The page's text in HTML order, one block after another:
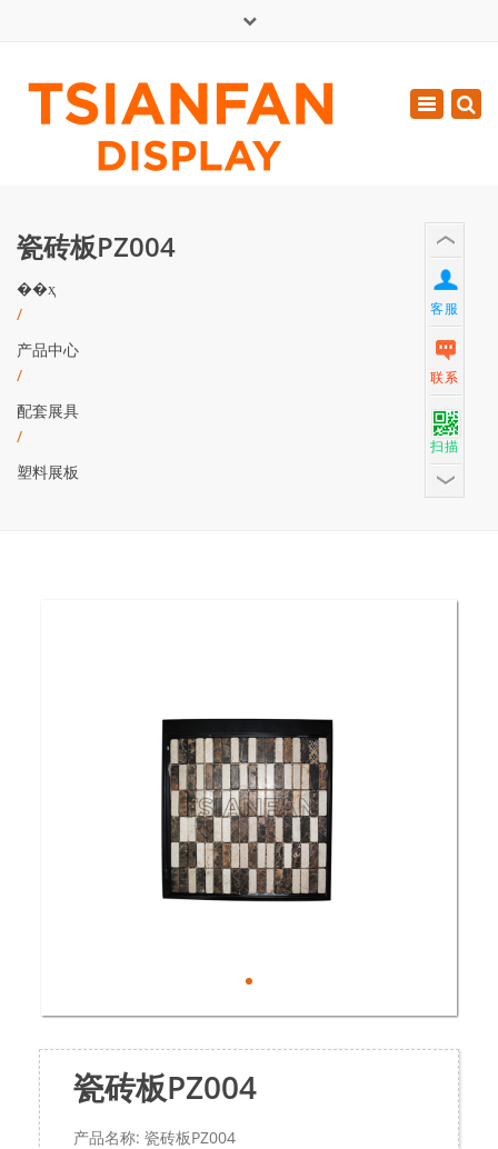
周一 - 周六: 7:00 - 17:00
0086-13365904989
Toggle
瓷砖板PZ004
��ҳ
/
产品中心
/
配套展具
/
塑料展板
瓷砖板PZ004
产品名称: 瓷砖板PZ004
客服
联系
扫描